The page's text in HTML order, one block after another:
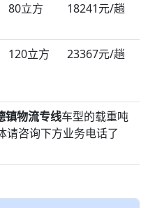
80立方 18241元/趟
120立方 23367元/趟
镇物流专线车型的载重吨
请咨询下方业务电话了